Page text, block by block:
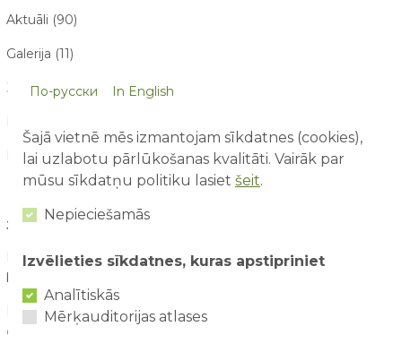
Aktuāli (90)
Galerija (11)
Jaunumi (160)
Par mums raksta (21)
JAUNĀKIE RAKSTI
Pirmā reize atrakciju parkā – ko sagaidīt vecākiem un
bērniem?
Drošība ūdens atrakcijās: kā tās izbaudīt kopā ar bērniem?
02/08/2026
По-русски In English
Šajā vietnē mēs izmantojam sīkdatnes (cookies),
lai uzlabotu pārlūkošanas kvalitāti. Vairāk par
mūsu sīkdatņu politiku lasiet šeit.
Nepieciešamās
Izvēlieties sīkdatnes, kuras apstipriniet
Analītiskās
Mērķauditorijas atlases